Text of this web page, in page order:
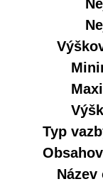
Typ
Název